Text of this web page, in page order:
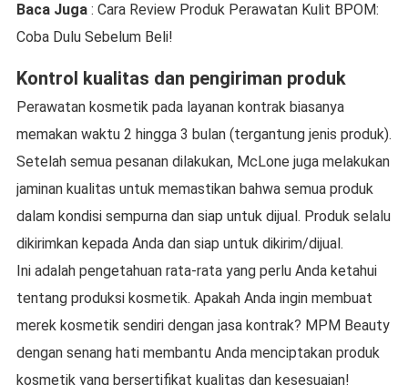
Baca Juga: Cara Review Produk Perawatan Kulit BPOM:
Coba Dulu Sebelum Beli!
Kontrol kualitas dan pengiriman produk
Perawatan kosmetik pada layanan kontrak biasanya
memakan waktu 2 hingga 3 bulan (tergantung jenis produk).
Setelah semua pesanan dilakukan, McLone juga melakukan
jaminan kualitas untuk memastikan bahwa semua produk
dalam kondisi sempurna dan siap untuk dijual. Produk selalu
dikirimkan kepada Anda dan siap untuk dikirim/dijual.
Ini adalah pengetahuan rata-rata yang perlu Anda ketahui
tentang produksi kosmetik. Apakah Anda ingin membuat
merek kosmetik sendiri dengan jasa kontrak? MPM Beauty
dengan senang hati membantu Anda menciptakan produk
kosmetik yang bersertifikat kualitas dan kesesuaian!